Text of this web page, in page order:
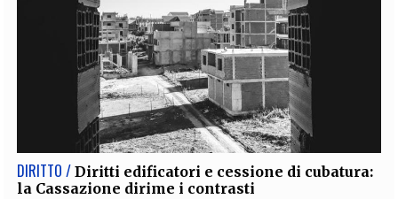
DIRITTO / Diritti edificatori e cessione di cubatura:
la Cassazione dirime i contrasti